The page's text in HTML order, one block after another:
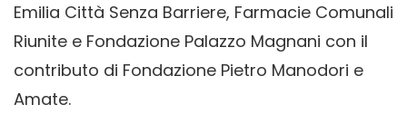
Emilia Città Senza Barriere, Farmacie Comunali
Riunite e Fondazione Palazzo Magnani con il
contributo di Fondazione Pietro Manodori e
Amate.